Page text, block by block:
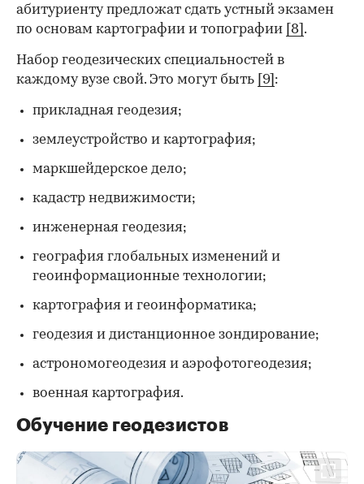
абитуриенту предложат сдать устный экзамен
по основам картографии и топографии [8] .
Набор геодезических специальностей в
каждому вузе свой. Это могут быть [9] :
прикладная геодезия;
землеустройство и картография;
маркшейдерское дело;
кадастр недвижимости;
инженерная геодезия;
география глобальных изменений и
геоинформационные технологии;
картография и геоинформатика;
геодезия и дистанционное зондирование;
астрономогеодезия и аэрофотогеодезия;
военная картография.
Обучение геодезистов